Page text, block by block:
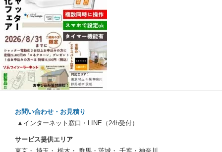
お問い合わせ・お見積り
▲インターネット窓口・LINE（24h受付）
サービス提供エリア